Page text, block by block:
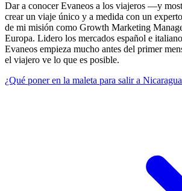
Dar a conocer Evaneos a los viajeros —y
crear un viaje único y a medida con un
de mi misión como Growth Marketing
Europa. Lidero los mercados español e
Evaneos empieza mucho antes del primer
el viajero ve lo que es posible.
¿Qué poner en la maleta para salir a